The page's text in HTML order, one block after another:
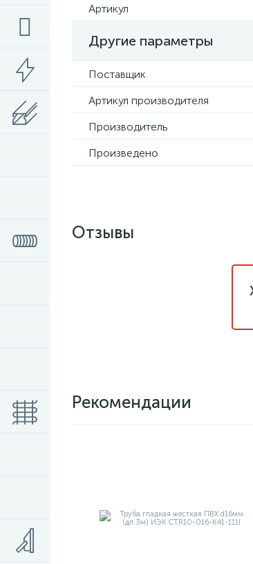
Артикул
Другие параметры
Поставщик
Артикул производителя
Производитель
Произведено
Отзывы
Рекомендации